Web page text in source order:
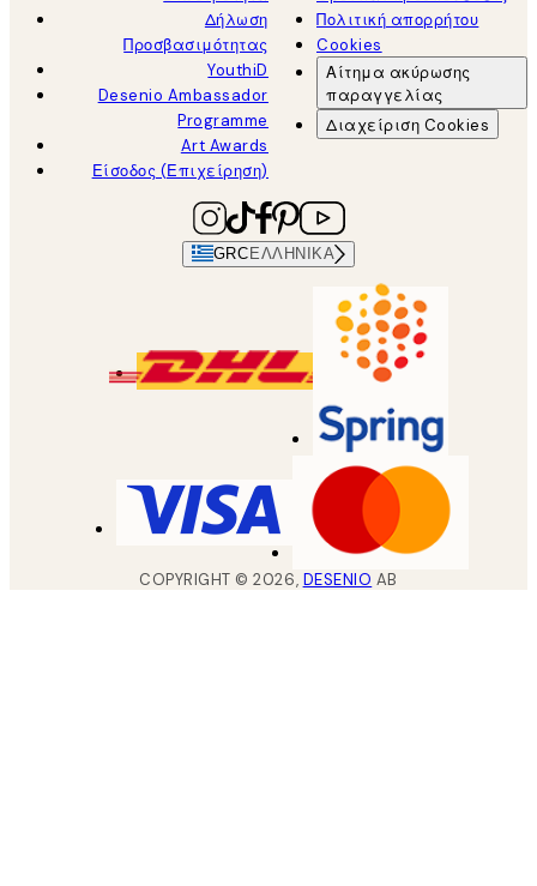
Δήλωση
Προσβασιμότητας
YouthiD
Desenio Ambassador
Programme
Art Awards
Είσοδος (Επιχείρηση)
Πολιτική απορρήτου
Cookies
Αίτημα ακύρωσης
παραγγελίας
Διαχείριση Cookies
GRC ΕΛΛΗΝΙΚΆ
COPYRIGHT ©2026, DESENIO AB